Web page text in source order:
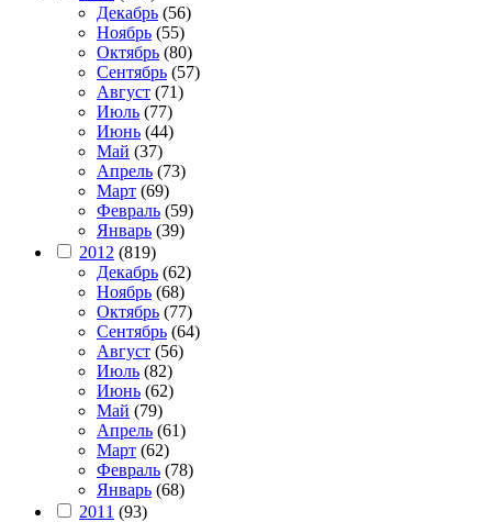
Декабрь (56)
Ноябрь (55)
Октябрь (80)
Сентябрь (57)
Август (71)
Июль (77)
Июнь (44)
Май (37)
Апрель (73)
Март (69)
Февраль (59)
Январь (39)
2012 (819)
Декабрь (62)
Ноябрь (68)
Октябрь (77)
Сентябрь (64)
Август (56)
Июль (82)
Июнь (62)
Май (79)
Апрель (61)
Март (62)
Февраль (78)
Январь (68)
2011 (93)